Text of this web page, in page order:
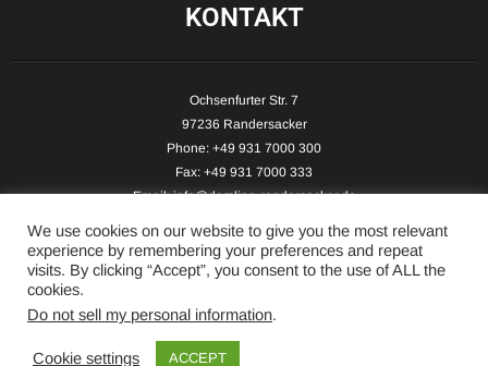
KONTAKT
Ochsenfurter Str. 7
97236 Randersacker
Phone: +49 931 7000 300
Fax: +49 931 7000 333
Email:info@demling-randersacker.de
Copyright © 2026 Hotel-Café Demling - All Rights Reserved.
We use cookies on our website to give you the most relevant
experience by remembering your preferences and repeat
visits. By clicking “Accept”, you consent to the use of ALL the
cookies.
Do not sell my personal information.
Cookie settings ACCEPT